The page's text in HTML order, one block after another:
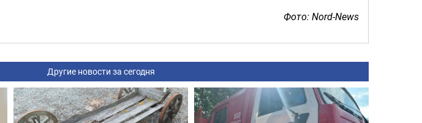
Фото: Nord-News
Другие новости за сегодня